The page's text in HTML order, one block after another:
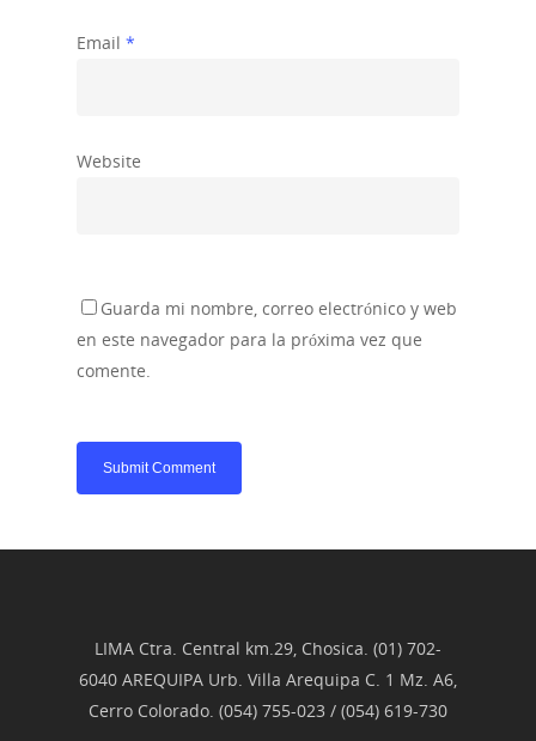
Email *
Website
Guarda mi nombre, correo electrónico y web
en este navegador para la próxima vez que
comente.
LIMA Ctra. Central km.29, Chosica. (01) 702-
6040 AREQUIPA Urb. Villa Arequipa C. 1 Mz. A6,
Cerro Colorado. (054) 755-023 / (054) 619-730